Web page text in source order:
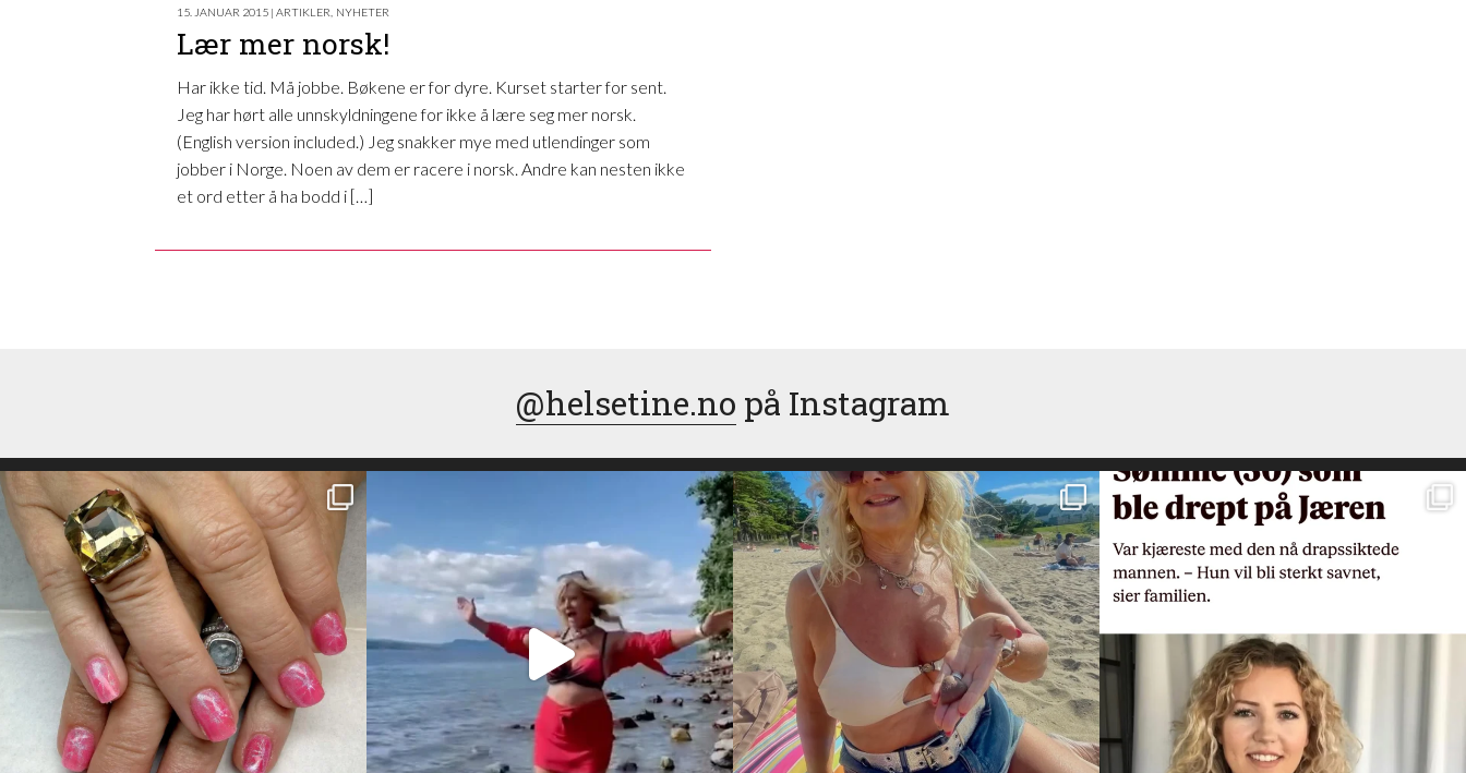
15. JANUAR 2015 | ARTIKLER NYHETER
Lær mer norsk!
Har ikke tid. Må jobbe. Bøkene er for dyre. Kurset starter for sent.
Jeg har hørt alle unnskyldningene for ikke å lære seg mer norsk.
(English version included.) Jeg snakker mye med utlendinger som
jobber i Norge. Noen av dem er racere i norsk. Andre kan nesten ikke
et ord etter å ha bodd i […]
@helsetine.no på Instagram